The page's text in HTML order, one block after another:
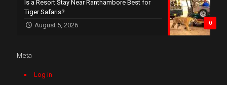
0
Is a Resort Stay Near Ranthambore Best for
Tiger Safaris?
August 5, 2026
Meta
Log in